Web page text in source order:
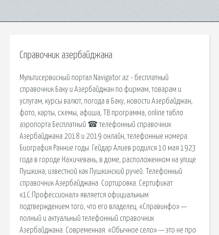
Справочник азербайджана
Мультисервисный портал Navigator.az - бесплатный
справочник Баку и Азербайджан по фирмам, товарам и
услугам, курсы валют, погода в Баку, новости Азербайджан,
фото, карты, схемы, афиша, ТВ программа, online табло
аэропорта Бесплатный ☎ телефонный справочник
Азербайджана 2018 и 2019 онлайн, телефонные номера.
Биография Ранние годы. Гейдар Алиев родился 10 мая 1923
года в городе Нахичевань, в доме, расположенном на улице
Пушкина, известной как Пушкинский ручей. Телефонный
справочник Азербайджана. Сортировка. Сертификат
«1С:Профессионал» является официальным
подтверждением того, что его владелец. «Справинфо» —
полный и актуальный телефонный справочник
Азербайджана. Современная. «Обычное село» — это не про